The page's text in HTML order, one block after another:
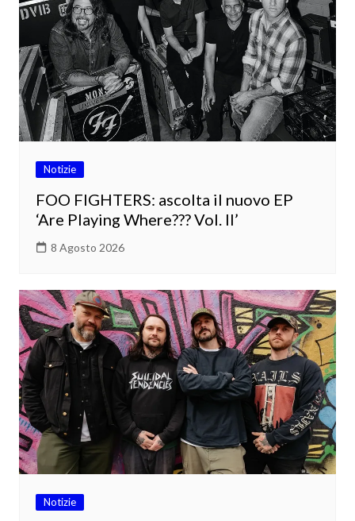
Notizie
FOO FIGHTERS: ascolta il nuovo EP
‘Are Playing Where??? Vol. II’
8 Agosto 2026
Notizie